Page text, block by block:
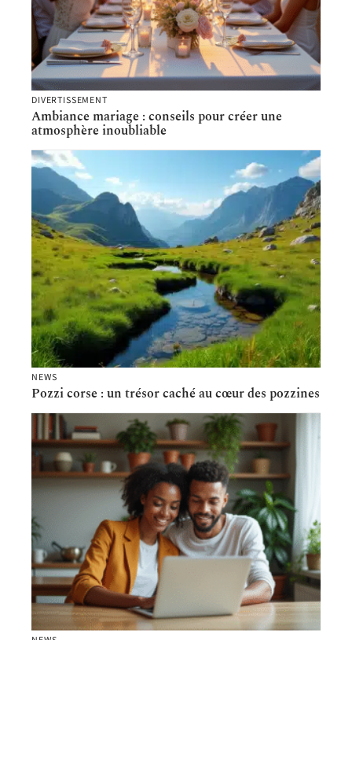
DIVERTISSEMENT
Ambiance mariage : conseils pour créer une
atmosphère inoubliable
NEWS
Pozzi corse : un trésor caché au cœur des pozzines
NEWS